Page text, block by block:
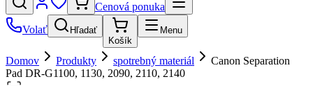
Cenová ponuka
Volať
Hľadať
Košík
Menu
Domov Produkty spotrebný materiál
Canon Separation
Pad DR-G1100, 1130, 2090, 2110, 2140